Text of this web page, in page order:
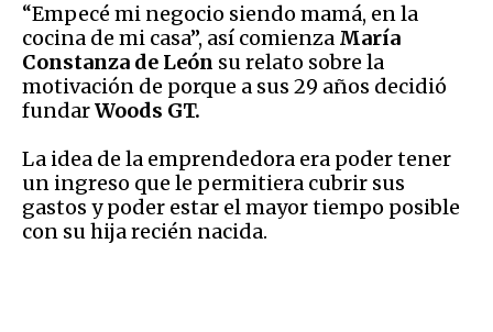
“Empecé mi negocio siendo mamá, en la
cocina de mi casa”, así comienza María
Constanza de León su relato sobre la
motivación de porque a sus 29 años decidió
fundarWoods GT.
La idea de la emprendedora era poder tener
un ingreso que le permitiera cubrir sus
gastos y poder estar el mayor tiempo posible
con su hija recién nacida.